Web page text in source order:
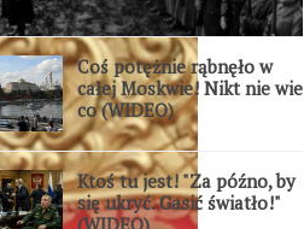
Coś potężnie rąbnęło w
całej Moskwie! Nikt nie wie
co (WIDEO)
Ktoś tu jest! "Za późno, by
się ukryć. Gasić światło!"
(WIDEO)